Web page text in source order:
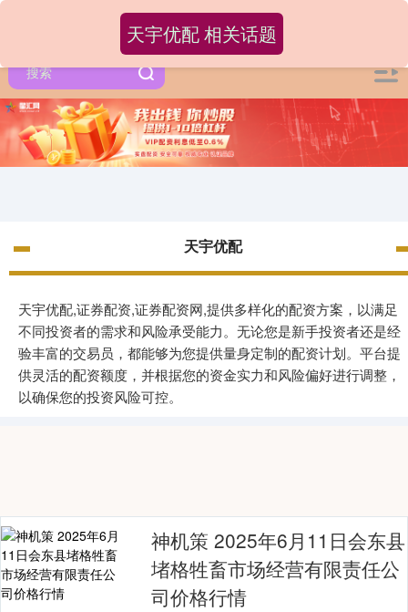
天宇优配
天宇优配,证券配资,证券配资网,提供多样化的配资方案，以满足
不同投资者的需求和风险承受能力。无论您是新手投资者还是经
验丰富的交易员，都能够为您提供量身定制的配资计划。平台提
供灵活的配资额度，并根据您的资金实力和风险偏好进行调整，
以确保您的投资风险可控。
天宇优配 相关话题
神机策 2025年6月11日会东县
堵格牲畜市场经营有限责任公
司价格行情